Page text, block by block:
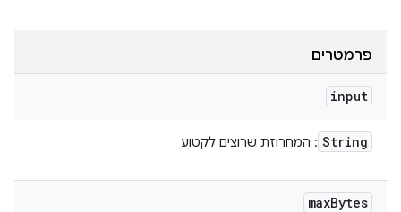
פרמטרים
input
String : המחרוזת שרוצים לקטוע
maxBytes